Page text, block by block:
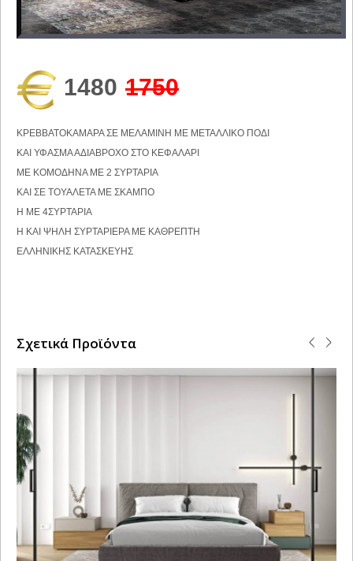
1480 1750
ΚΡΕΒΒΑΤΟΚΑΜΑΡΑ ΣΕ ΜΕΛΑΜΙΝΗ ΜΕ ΜΕΤΑΛΛΙΚΟ ΠΟΔΙ
ΚΑΙ ΥΦΑΣΜΑ ΑΔΙΑΒΡΟΧΟ ΣΤΟ ΚΕΦΑΛΑΡΙ
ΜΕ ΚΟΜΟΔΗΝΑ ΜΕ 2 ΣΥΡΤΑΡΙΑ
ΚΑΙ ΣΕ ΤΟΥΑΛΕΤΑ ΜΕ ΣΚΑΜΠΟ
Η ΜΕ 4ΣΥΡΤΑΡΙΑ
Η ΚΑΙ ΨΗΛΗ ΣΥΡΤΑΡΙΕΡΑ ΜΕ ΚΑΘΡΕΠΤΗ
ΕΛΛΗΝΙΚΗΣ ΚΑΤΑΣΚΕΥΗΣ
Σχετικά Προϊόντα